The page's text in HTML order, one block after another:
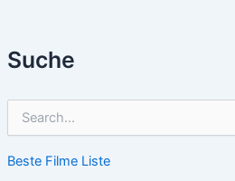
Suche
h
Beste Filme Liste